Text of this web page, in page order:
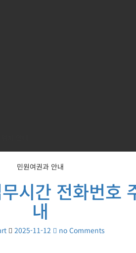
민원여권과 안내
시간 전화번호
내
2025-11-12
no Comments